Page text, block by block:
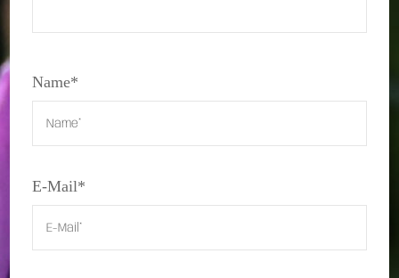
Name*
E-Mail*